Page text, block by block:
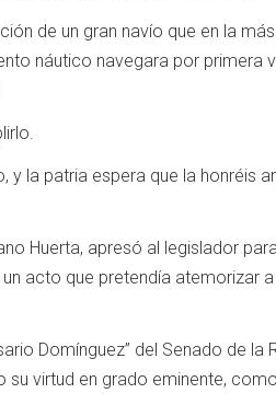
de un gran navío que en la
náutico navegara por primera
la patria espera que la honréis
Huerta, apresó al legislador
acto que pretendía atemorizar
Domínguez” del Senado de la
su virtud en grado eminente,